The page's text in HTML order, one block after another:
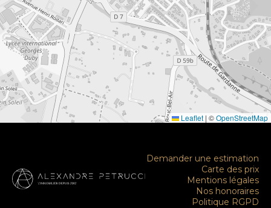
Leaflet | ©OpenStreetMap
Demander une estimation
Carte des prix
Mentions légales
Nos honoraires
Politique RGPD